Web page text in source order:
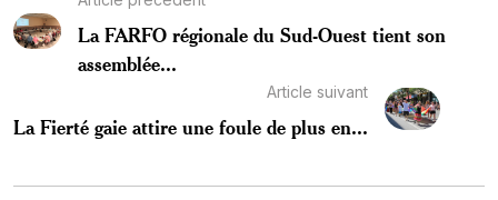
La FARFO régionale du Sud-Ouest tient son
assemblée...
Article suivant
La Fierté gaie attire une foule de plus en...